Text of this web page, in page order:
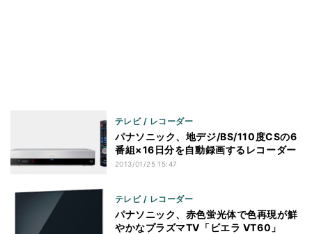
テレビ / レコーダー
パナソニック、地デジ/BS/110度CSの6
番組×16日分を自動録画するレコーダー
2013/01/25 15:47
テレビ / レコーダー
パナソニック、赤色蛍光体で色再現が鮮
やかなプラズマTV「ビエラ VT60」